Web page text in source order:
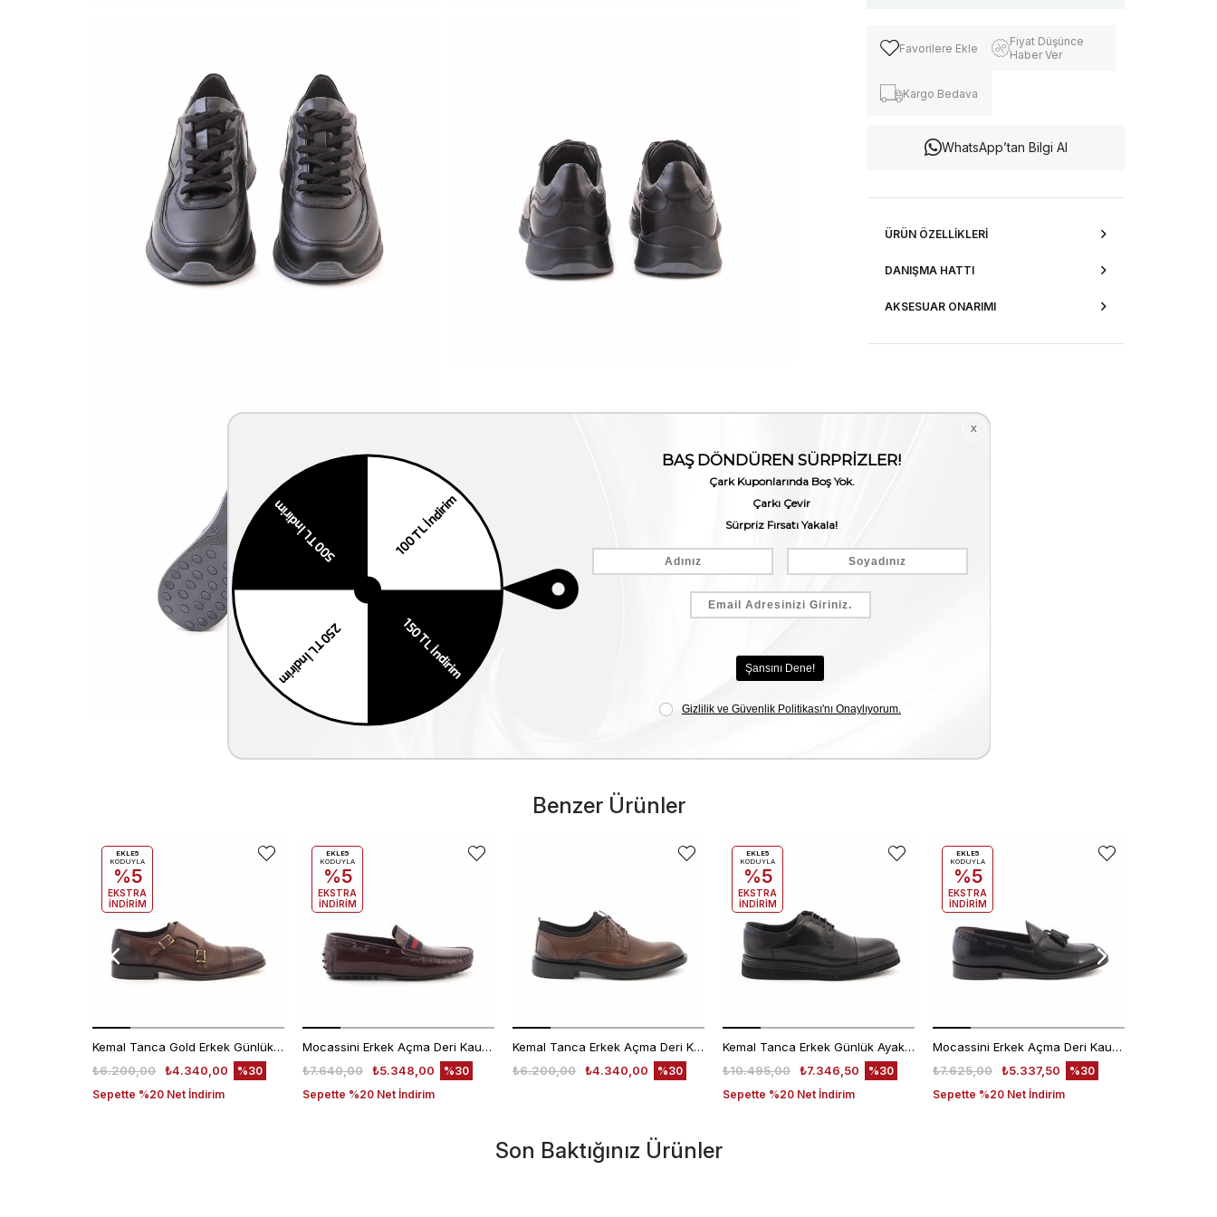
Favorilere Ekle
Fiyat Düşünce
Haber Ver
Kargo Bedava
WhatsApp’tan Bilgi Al
ÜRÜN ÖZELLIKLERI
DANIŞMA HATTI
AKSESUAR ONARIMI
Benzer Ürünler
Kemal Tanca Gold Erkek Günlük Ayakkabı 6612-152
₺4.340,00
₺6.200,00
Sepette %20 Net İndirim
%30
EKLE5
KODUYLA
%5
EKSTRA
İNDİRİM
Mocassini Erkek Açma Deri Kauçuk Taban Bordo Günlük Ayakkabı
₺5.348,00
₺7.640,00
Sepette %20 Net İndirim
%30
EKLE5
KODUYLA
%5
EKSTRA
İNDİRİM
Kemal Tanca Erkek Açma Deri Kahverengi Bağcıklı Klasik Ayakkabı Kauçuk Taban 0189
₺4.340,00
₺6.200,00 %30
Kemal Tanca Erkek Günlük Ayakkabı 9430-1
₺7.346,50
₺10.495,00
Sepette %20 Net İndirim
%30
EKLE5
KODUYLA
%5
EKSTRA
İNDİRİM
Mocassini Erkek Açma Deri Kauçuk Taban Siyah Günlük Ayakkabı
₺5.337,50
₺7.625,00
Sepette %20 Net İndirim
%30
EKLE5
KODUYLA
%5
EKSTRA
İNDİRİM
Son Baktığınız Ürünler